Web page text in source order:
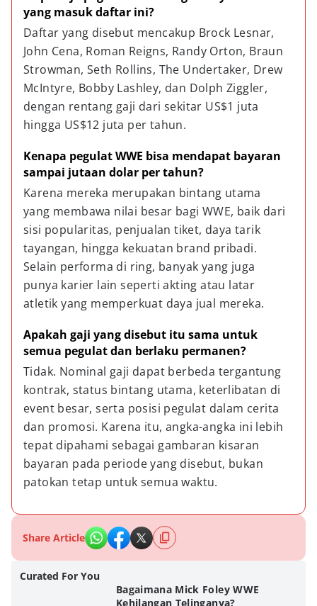
yang masuk daftar ini?
Daftar yang disebut mencakup Brock Lesnar,
John Cena, Roman Reigns, Randy Orton, Braun
Strowman, Seth Rollins, The Undertaker, Drew
McIntyre, Bobby Lashley, dan Dolph Ziggler,
dengan rentang gaji dari sekitar US$1 juta
hingga US$12 juta per tahun.
Kenapa pegulat WWE bisa mendapat bayaran
sampai jutaan dolar per tahun?
Karena mereka merupakan bintang utama
yang membawa nilai besar bagi WWE, baik dari
sisi popularitas, penjualan tiket, daya tarik
tayangan, hingga kekuatan brand pribadi.
Selain performa di ring, banyak yang juga
punya karier lain seperti akting atau latar
atletik yang memperkuat daya jual mereka.
Apakah gaji yang disebut itu sama untuk
semua pegulat dan berlaku permanen?
Tidak. Nominal gaji dapat berbeda tergantung
kontrak, status bintang utama, keterlibatan di
event besar, serta posisi pegulat dalam cerita
dan promosi. Karena itu, angka-angka ini lebih
tepat dipahami sebagai gambaran kisaran
bayaran pada periode yang disebut, bukan
patokan tetap untuk semua waktu.
Share Article
Curated For You
Bagaimana Mick Foley WWE
Kehilangan Telinganya?